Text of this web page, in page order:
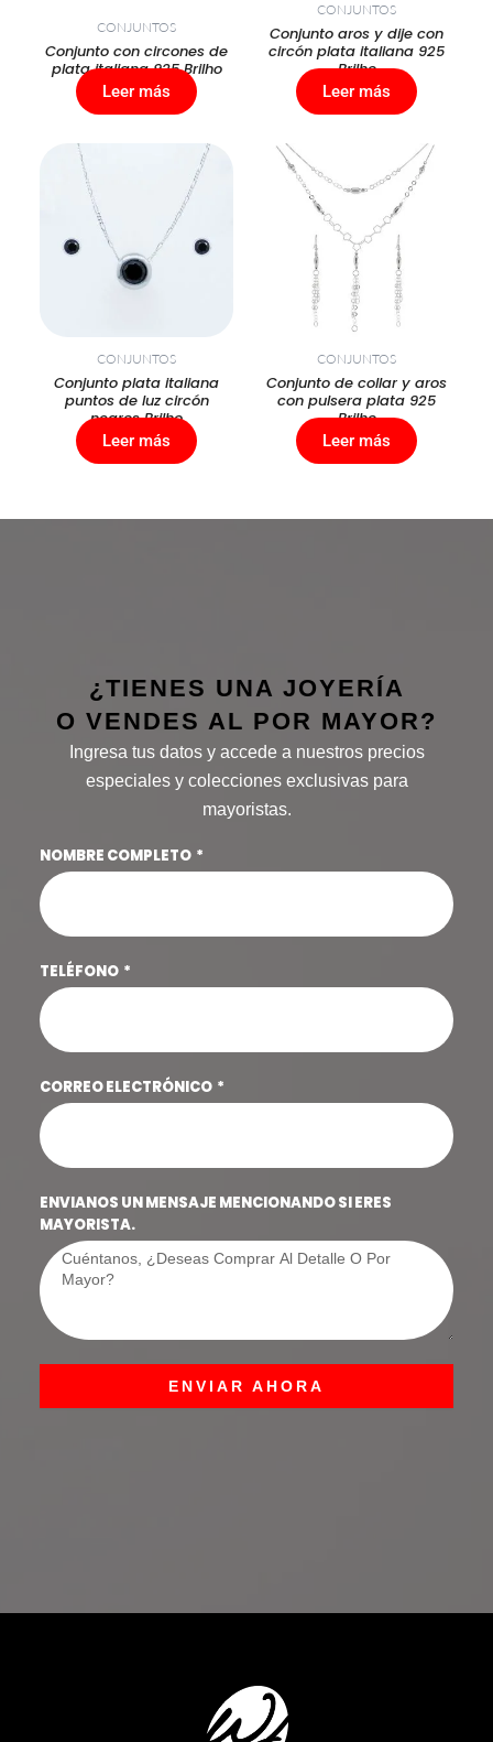
CONJUNTOS
Conjunto con circones de
plata italiana 925 Brilho
Leer más
CONJUNTOS
Conjunto aros y dije con
circón plata italiana 925
Brilho
Leer más
CONJUNTOS
Conjunto plata italiana
puntos de luz circón
negros Brilho
Leer más
CONJUNTOS
Conjunto de collar y aros
con pulsera plata 925
Brilho
Leer más
¿TIENES UNA JOYERÍA
O VENDES AL POR MAYOR?
Ingresa tus datos y accede a nuestros precios
especiales y colecciones exclusivas para
mayoristas.
NOMBRE COMPLETO
TELÉFONO
CORREO ELECTRÓNICO
ENVIANOS UN MENSAJE MENCIONANDO SI ERES
MAYORISTA.
ENVIAR AHORA